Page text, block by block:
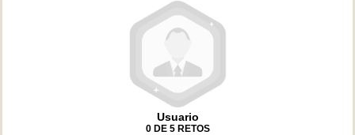
Usuario
0 DE 5 RETOS